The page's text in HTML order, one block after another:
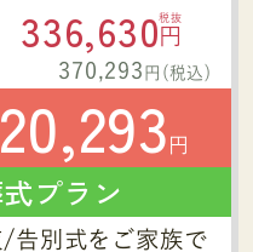
336,630税抜
円
370,293 円(税込)
円
プラン
/告別式をご家族で